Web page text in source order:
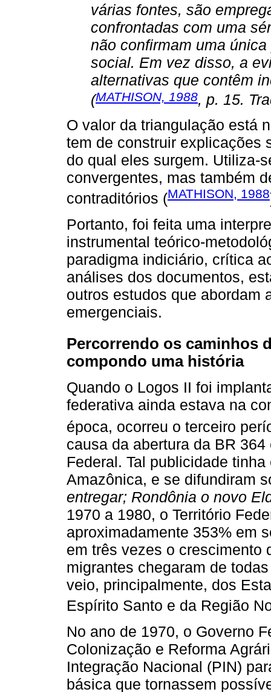
várias fontes, são
confrontadas com uma
não confirmam uma
social. Em vez disso, a
alternativas que contêm
(MATHISON, 1988, p. 15.
O valor da triangulação está
tem de construir explicações
do qual eles surgem. Utiliza-
convergentes, mas também
contraditórios (MATHISON, 1988
Portanto, foi feita uma
instrumental teórico-
paradigma indiciário, crítica
análises dos documentos,
outros estudos que abordam
emergenciais.
Percorrendo os caminhos
compondo uma história
Quando o Logos II foi
federativa ainda estava na
época, ocorreu o terceiro
causa da abertura da BR
Federal. Tal publicidade
Amazônica, e se difundiram
entregar; Rondônia o novo
1970 a 1980, o Território
aproximadamente 353% em
em três vezes o crescimento
migrantes chegaram de
veio, principalmente, dos
Espírito Santo e da Região
No ano de 1970, o Governo
Colonização e Reforma
Integração Nacional (PIN)
básica que tornassem